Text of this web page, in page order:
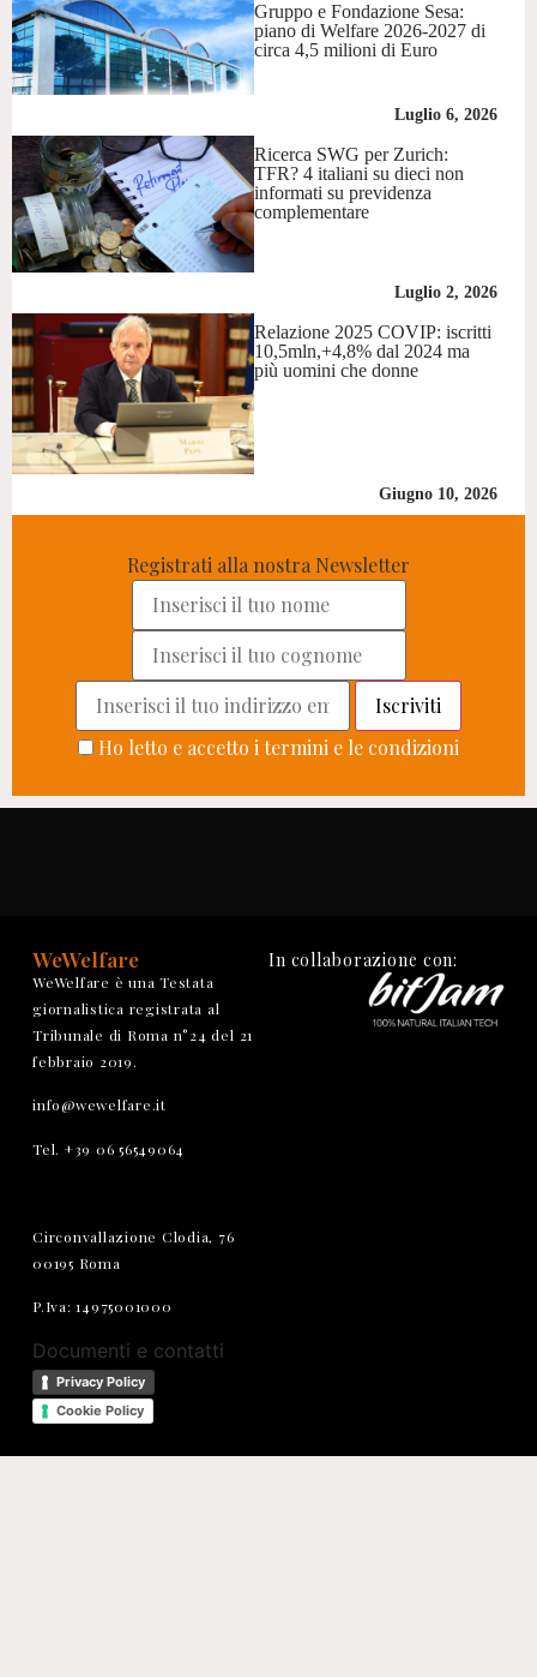
Gruppo e Fondazione Sesa:
piano di Welfare 2026-2027 di
circa 4,5 milioni di Euro
Luglio 6, 2026
Ricerca SWG per Zurich:
TFR? 4 italiani su dieci non
informati su previdenza
complementare
Luglio 2, 2026
Relazione 2025 COVIP: iscritti
10,5mln,+4,8% dal 2024 ma
più uomini che donne
Giugno 10, 2026
Registrati alla nostra Newsletter
Ho letto e accetto i termini e le condizioni
WeWelfare
WeWelfare è una Testata
giornalistica registrata al
Tribunale di Roma n°24 del 21
febbraio 2019.
info@wewelfare.it
Tel. +39 06 56549064
Circonvallazione Clodia, 76
00195 Roma
P.Iva: 14975001000
Documenti e contatti
Privacy Policy
Cookie Policy
In collaborazione con: